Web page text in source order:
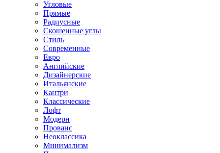
Угловые
Прямые
Радиусные
Скошенные углы
Стиль
Современные
Евро
Английские
Дизайнерские
Итальянские
Кантри
Классические
Лофт
Модерн
Прованс
Неоклассика
Минимализм